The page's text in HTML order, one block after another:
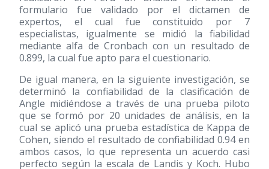
formulario fue validado por el dictamen de
expertos, el cual fue constituido por 7
especialistas, igualmente se midió la fiabilidad
mediante alfa de Cronbach con un resultado de
0.899, la cual fue apto para el cuestionario.
De igual manera, en la siguiente investigación, se
determinó la confiabilidad de la clasificación de
Angle midiéndose a través de una prueba piloto
que se formó por 20 unidades de análisis, en la
cual se aplicó una prueba estadística de Kappa de
Cohen, siendo el resultado de confiabilidad 0.94 en
ambos casos, lo que representa un acuerdo casi
perfecto según la escala de Landis y Koch. Hubo